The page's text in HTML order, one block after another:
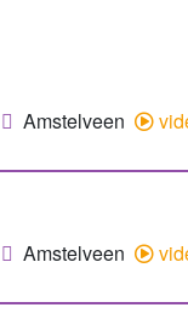
Amstelveen
Amstelveen